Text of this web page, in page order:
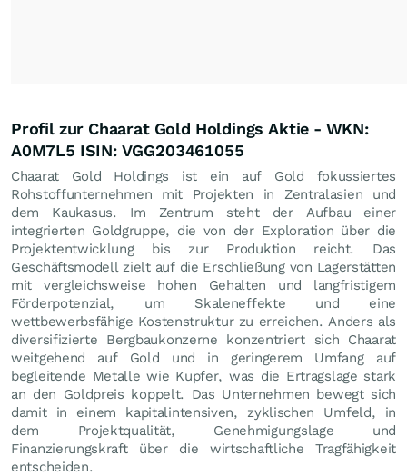
Profil zur Chaarat Gold Holdings Aktie - WKN:
A0M7L5 ISIN: VGG203461055
Chaarat Gold Holdings ist ein auf Gold fokussiertes
Rohstoffunternehmen mit Projekten in Zentralasien und
dem Kaukasus. Im Zentrum steht der Aufbau einer
integrierten Goldgruppe, die von der Exploration über die
Projektentwicklung bis zur Produktion reicht. Das
Geschäftsmodell zielt auf die Erschließung von Lagerstätten
mit vergleichsweise hohen Gehalten und langfristigem
Förderpotenzial, um Skaleneffekte und eine
wettbewerbsfähige Kostenstruktur zu erreichen. Anders als
diversifizierte Bergbaukonzerne konzentriert sich Chaarat
weitgehend auf Gold und in geringerem Umfang auf
begleitende Metalle wie Kupfer, was die Ertragslage stark
an den Goldpreis koppelt. Das Unternehmen bewegt sich
damit in einem kapitalintensiven, zyklischen Umfeld, in
dem Projektqualität, Genehmigungslage und
Finanzierungskraft über die wirtschaftliche Tragfähigkeit
entscheiden.